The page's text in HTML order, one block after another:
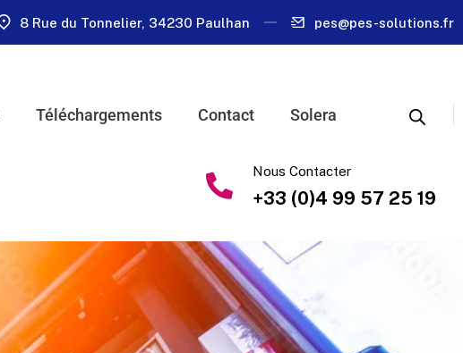
8 Rue du Tonnelier, 34230 Paulhan pes@pes-solutions.fr
Téléchargements Contact Solera
Nous Contacter
+33 (0)4 99 57 25 19